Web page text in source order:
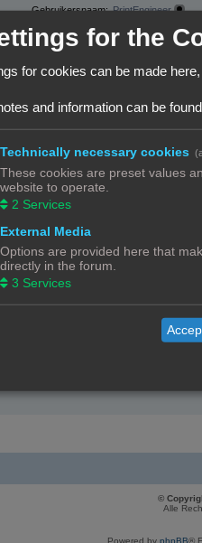
Gebruikersnaam: PrintEngineer
Leeftijd:
Groepen:
©
Alle
Powered by phpBB®
for the
for cookies can be made
and information can be
Technically necessary cookies
These cookies are preset values
website to operate.
2 Services
External Media
Options are provided here that
directly in the forum.
3 Services